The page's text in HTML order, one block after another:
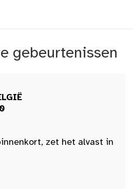
gebeurtenissen
zet het alvast in